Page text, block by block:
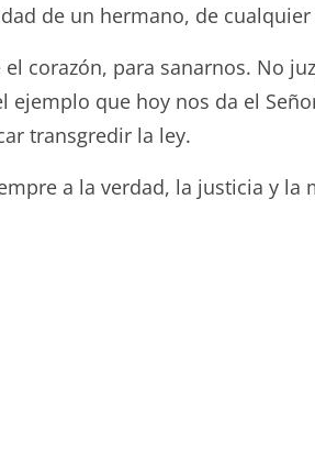
de un hermano, de
corazón, para sanarnos. No
que hoy nos da el
transgredir la ley.
a la verdad, la justicia y la